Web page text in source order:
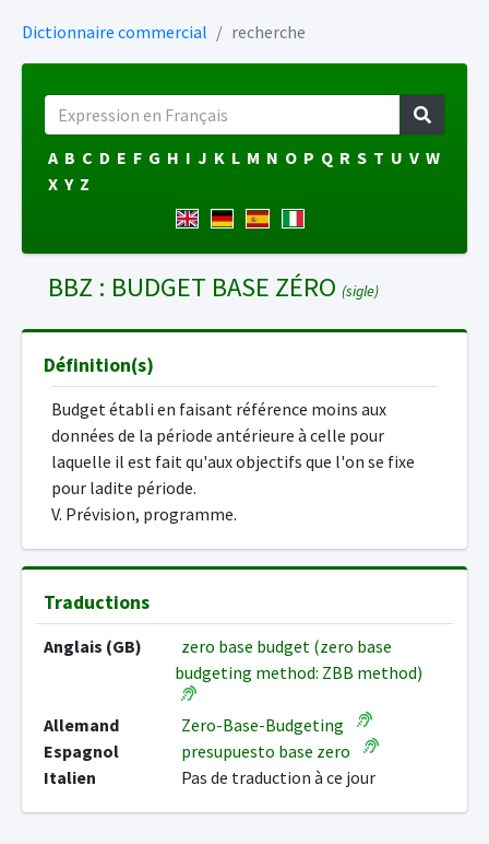
Dictionnaire commercial recherche
A B C D E F G H I J K L M N O P Q R S T U V W
X Y Z
BBZ : BUDGET BASE ZÉRO (sigle)
Définition(s)
Budget établi en faisant référence moins aux
données de la période antérieure à celle pour
laquelle il est fait qu'aux objectifs que l'on se fixe
pour ladite période.
V. Prévision, programme.
Traductions
Anglais (GB)
zero base budget (zero base
budgeting method: ZBB method)
Allemand
Zero-Base-Budgeting
Espagnol
presupuesto base zero
Italien
Pas de traduction à ce jour